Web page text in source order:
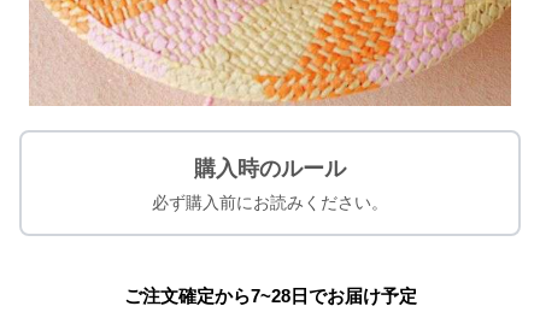
購入時のルール
必ず購入前にお読みください。
ご注文確定から7~28日でお届け予定